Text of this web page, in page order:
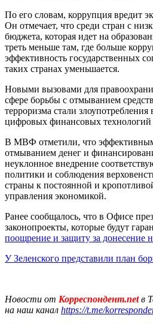
По его словам, коррупция вредит
Он отмечает, что среди стран с
бюджета, которая идет на
треть меньше там, где больше
эффективность государственных
таких странах уменьшается.
Новыми вызовами для
сфере борьбы с отмыванием
терроризма стали
цифровых финансовых технологий
В МВФ отметили, что
отмыванием денег и
неуклонное внедрение
политики и соблюдения
страны к постоянной и
управления экономикой.
Ранее сообщалось, что в Офисе
законопроекты, которые будут
поощрение и защиту за донесение
У Зеленского представили план
Новости от Корреспондент.netв
на наш канал https://t.me/